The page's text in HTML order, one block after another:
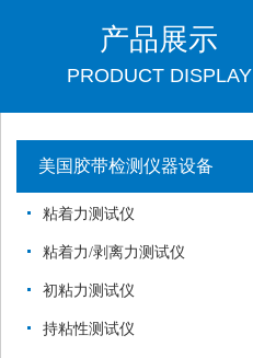
产品展示
PRODUCT DISPLAY
美国胶带检测仪器设备
粘着力测试仪
粘着力/剥离力测试仪
初粘力测试仪
持粘性测试仪